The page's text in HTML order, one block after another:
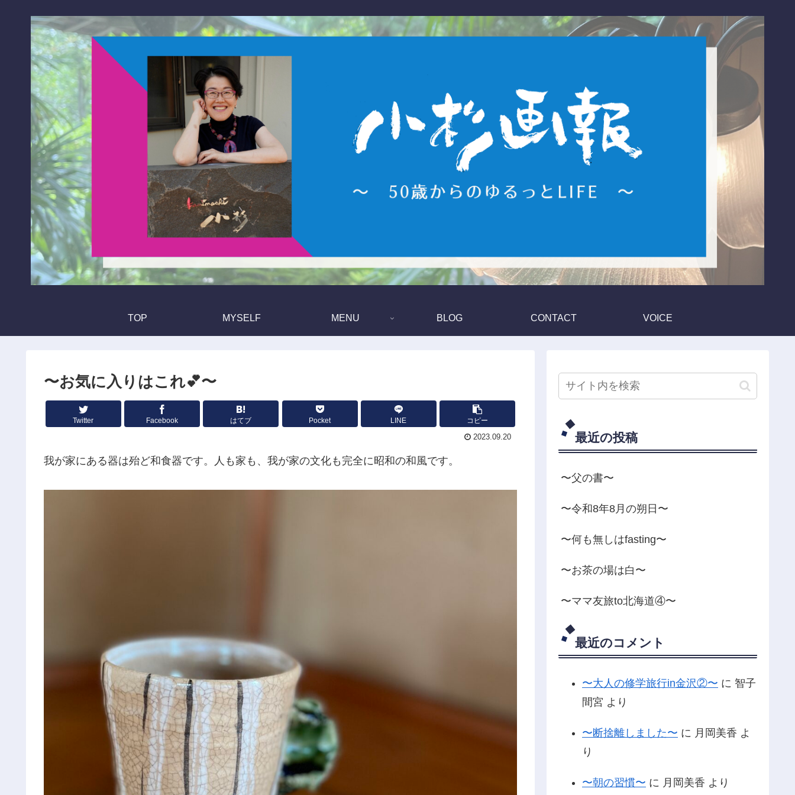
TOP MYSELF MENU BLOG CONTACT VOICE
〜お気に入りはこれ💕〜
Twitter Facebook はてブ Pocket LINE コピー
2023.09.20
我が家にある器は殆ど和食器です。人も家も、我が家の文化も完全に昭和の和風です。
最近の投稿
〜父の書〜
〜令和8年8月の朔日〜
〜何も無しはfasting〜
〜お茶の場は白〜
〜ママ友旅to北海道④〜
最近のコメント
〜大人の修学旅行in金沢②〜 に 智子
間宮 より
〜断捨離しました〜 に 月岡美香 よ
り
〜朝の習慣〜 に 月岡美香 より